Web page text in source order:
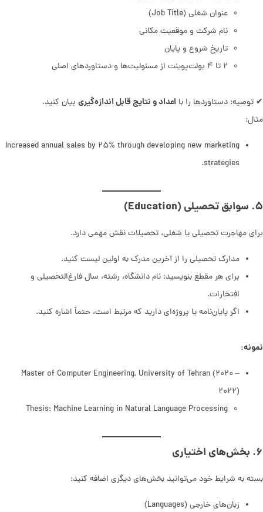
عنوان شغلی (Job Title)
نام شرکت و موقعیت مکانی
تاریخ شروع و پایان
۲ تا ۴ بولت‌پوینت از مسئولیت‌ها و دستاوردهای اصلی
✔ توصیه: دستاوردها را با اعداد و نتایج قابل اندازه‌گیری بیان کنید.
مثال:
Increased annual sales by ۲۵% through developing new marketing
strategies.
۵. سوابق تحصیلی (Education)
برای مهاجرت تحصیلی یا شغلی، تحصیلات نقش مهمی دارد.
مدارک تحصیلی را از آخرین مدرک به اولین لیست کنید.
برای هر مقطع بنویسید: نام دانشگاه، رشته، سال فارغ‌التحصیلی و
افتخارات.
اگر پایان‌نامه یا پروژه‌ای دارید که مرتبط است، حتماً اشاره کنید.
نمونه:
Master of Computer Engineering, University of Tehran (۲۰۲۰ –
۲۰۲۲)
Thesis: Machine Learning in Natural Language Processing
۶. بخش‌های اختیاری
بسته به شرایط خود می‌توانید بخش‌های دیگری اضافه کنید:
زبان‌های خارجی (Languages)